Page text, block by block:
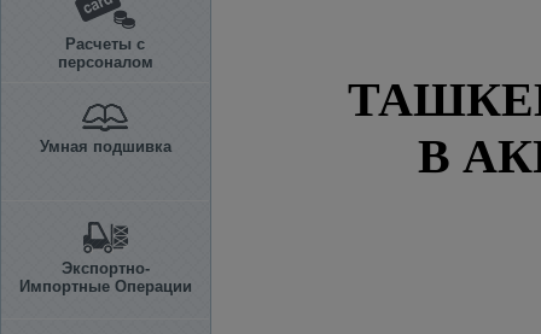
Расчеты с
персоналом
Умная подшивка
Экспортно-
Импортные Операции
В